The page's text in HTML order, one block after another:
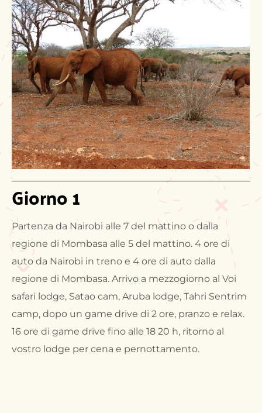
Giorno 1
Partenza da Nairobi alle 7 del mattino o dalla
regione di Mombasa alle 5 del mattino. 4 ore di
auto da Nairobi in treno e 4 ore di auto dalla
regione di Mombasa. Arrivo a mezzogiorno al Voi
safari lodge, Satao cam, Aruba lodge, Tahri Sentrim
camp, dopo un game drive di 2 ore, pranzo e relax.
16 ore di game drive fino alle 18 20 h, ritorno al
vostro lodge per cena e pernottamento.